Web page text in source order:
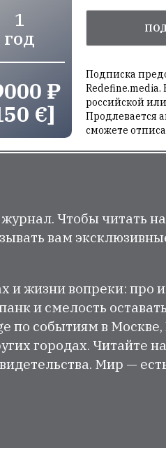
1
год
₽
€]
Подписка
российской
Продлевается
сможете
Чтобы читать
вам
и жизни вопреки: про
и смелость
по событиям в Москве,
городах. Читайте
Мир —